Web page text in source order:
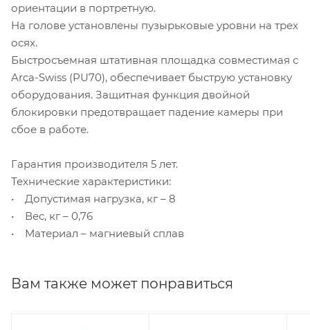
ориентации в портретную.
На голове установлены пузырьковые уровни на трех
осях.
Быстросъемная штативная площадка совместимая с
Arca-Swiss (PU70), обеспечивает быструю установку
оборудования. Защитная функция двойной
блокировки предотвращает падение камеры при
сбое в работе.
Гарантия производителя 5 лет.
Технические характеристики:
• Допустимая нагрузка, кг – 8
• Вес, кг – 0,76
• Материал – магниевый сплав
Вам также может понравиться